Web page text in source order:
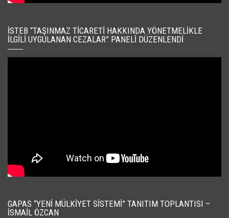
İSTEB “TAŞINMAZ TICARETI HAKKINDA YÖNETMELIKLE
İLGILI UYGULANAN CEZALAR” PANELI DÜZENLENDI
GAPAS “YENI MÜLKIYET SISTEMI” TANITIM TOPLANTISI –
İSMAIL ÖZCAN